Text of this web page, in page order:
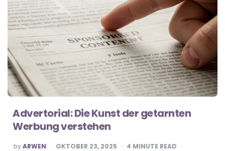
Advertorial: Die Kunst der getarnten
Werbung verstehen
POSTED
byARWEN OKTOBER 23, 2025 4 MINUTE READ